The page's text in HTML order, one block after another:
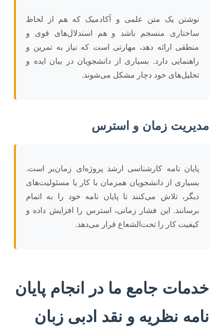
نوشتن یک متن علمی و آکادمیک که هم از لحاظ
ساختاری منسجم باشد و هم استدلال‌های قوی و
منطقی ارائه دهد، مهارتی است که نیاز به تمرین و
راهنمایی دارد. بسیاری از دانشجویان در بیان ایده و
تحلیل‌های خود دچار مشکل می‌شوند.
مدیریت زمان و استرس
پایان نامه کارشناسی ارشذ پروژه‌ای زمان‌بر است.
بسیاری از دانشجویان همزمان با کار یا مسئولیت‌های
دیگر، تلاش می‌کنند تا پایان نامه خود را به اتمام
برسانند. این فشار زمانی، استرس را افزایش داده و
کیفیت کار را تحت‌الشعاع قرار می‌دهد.
خدمات جامع ما در انجام پایان
نامه نظریه و نقد ادبی زبان